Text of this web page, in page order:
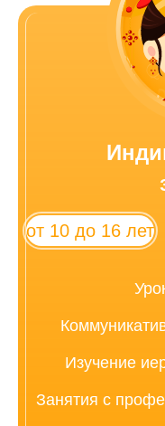
от 10 до 16 лет
Изучение
Занятия с